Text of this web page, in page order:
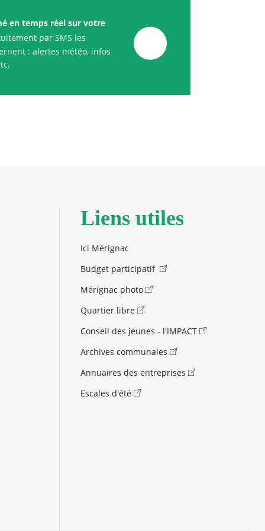
en temps réel sur votre
par SMS les
: alertes météo, infos
Liens utiles
Ici Mérignac
Budget participatif
Mérignac photo
Quartier libre
Conseil des jeunes - l'IMPACT
Archives communales
Annuaires des entreprises
Escales d'été